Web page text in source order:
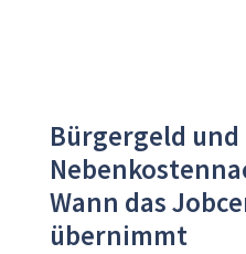
Bürgergeld und
Wann das
übernimmt